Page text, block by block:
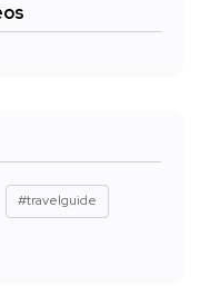
#travelguide